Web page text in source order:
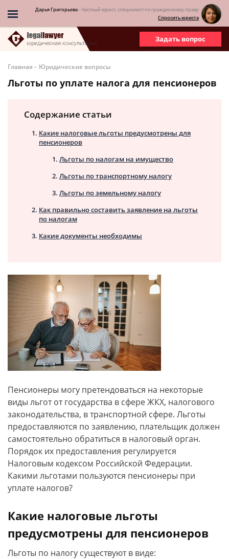
Дарья Григорьева- Частный юрист, специалист по гражданскому праву
Спросить юриста
Задать вопрос
Главная - Юридические вопросы
Льготы по уплате налога для пенсионеров
Содержание статьи
Какие налоговые льготы предусмотрены для
пенсионеров
Льготы по налогам на имущество
Льготы по транспортному налогу
Льготы по земельному налогу
Как правильно составить заявление на льготы
по налогам
Какие документы необходимы
Пенсионеры могу претендоваться на некоторые
виды льгот от государства в сфере ЖКХ, налогового
законодательства, в транспортной сфере. Льготы
предоставляются по заявлению, плательщик должен
самостоятельно обратиться в налоговый орган.
Порядок их предоставления регулируется
Налоговым кодексом Российской Федерации.
Какими льготами пользуются пенсионеры при
уплате налогов?
Какие налоговые льготы
предусмотрены для пенсионеров
Льготы по налогу существуют в виде: